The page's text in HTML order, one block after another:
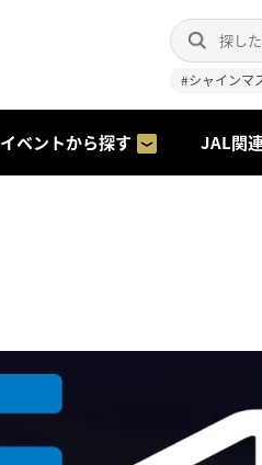
#シャインマ
イベントから探す JAL関